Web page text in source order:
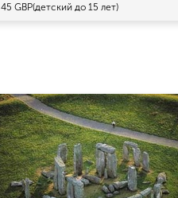
45 GBP(детский до 15 лет)